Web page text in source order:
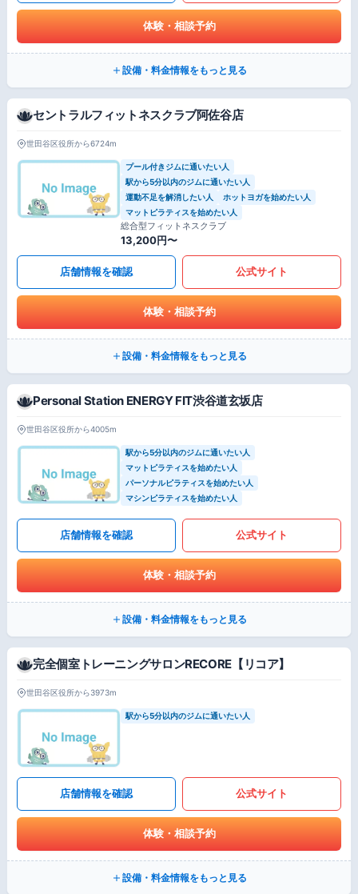
体験・相談予約
設備・料金情報をもっと見る
セントラルフィットネスクラブ阿佐谷店
世田谷区役所から6724m
プール付きジムに通いたい人
駅から5分以内のジムに通いたい人
運動不足を解消したい人
ホットヨガを始めたい人
マットピラティスを始めたい人
総合型フィットネスクラブ
13,200円〜
店舗情報を確認 公式サイト
体験・相談予約
設備・料金情報をもっと見る
Personal Station ENERGY FIT渋谷道玄坂店
世田谷区役所から4005m
駅から5分以内のジムに通いたい人
マットピラティスを始めたい人
パーソナルピラティスを始めたい人
マシンピラティスを始めたい人
店舗情報を確認 公式サイト
体験・相談予約
設備・料金情報をもっと見る
完全個室トレーニングサロンRECORE【リコア】
世田谷区役所から3973m
駅から5分以内のジムに通いたい人
店舗情報を確認 公式サイト
体験・相談予約
設備・料金情報をもっと見る